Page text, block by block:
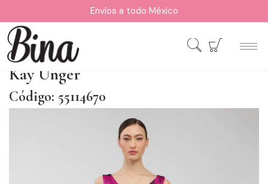
Envíos a todo México
Kay Unger
Código: 55114670